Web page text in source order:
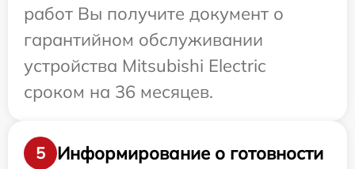
работ Вы получите документ о
гарантийном обслуживании
устройства Mitsubishi Electric
сроком на 36 месяцев.
5
Информирование о готовности